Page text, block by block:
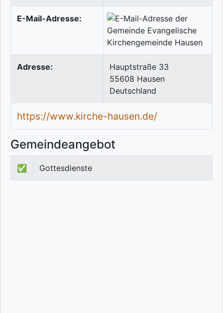
E-Mail-Adresse:
Adresse:
Hauptstraße 33
55608 Hausen
Deutschland
https://www.kirche-hausen.de/
Gemeindeangebot
✅ Gottesdienste